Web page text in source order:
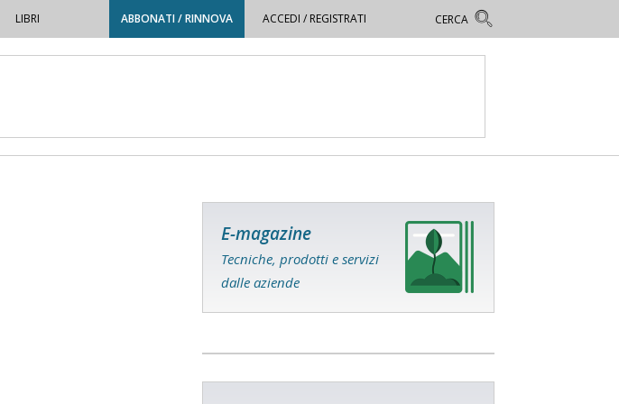
LIBRI ABBONATI / RINNOVA ACCEDI / REGISTRATI
E-magazine
Tecniche, prodotti e servizi
dalle aziende